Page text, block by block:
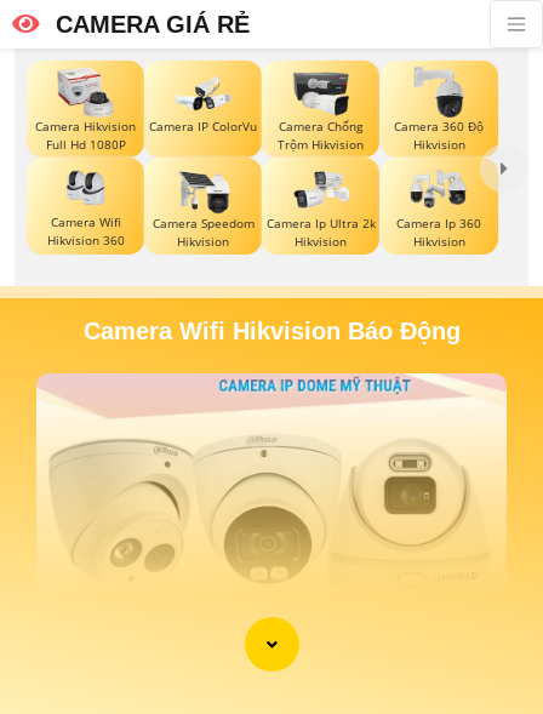
CAMERA GIÁ RẺ
Camera Hikvision
Full Hd 1080P
Camera IP ColorVu
Camera Chống
Trộm Hikvision
Camera 360 Độ
Hikvision
Camera Wifi
Hikvision 360
Camera Speedom
Hikvision
Camera Ip Ultra 2k
Hikvision
Camera Ip 360
Hikvision
Camera Wifi Hikvision Báo Động